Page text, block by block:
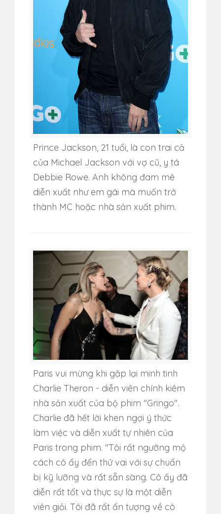
Prince Jackson, 21 tuổi, là con trai cả
của Michael Jackson với vợ cũ, y tá
Debbie Rowe. Anh không đam mê
diễn xuất như em gái mà muốn trở
thành MC hoặc nhà sản xuất phim.
Paris vui mừng khi gặp lại minh tinh
Charlie Theron - diễn viên chính kiêm
nhà sản xuất của bộ phim "Gringo".
Charlie đã hết lời khen ngợi ý thức
làm việc và diễn xuất tự nhiên của
Paris trong phim. "Tôi rất ngưỡng mộ
cách cô ấy đến thử vai với sự chuẩn
bị kỹ lưỡng và rất sẵn sàng. Cô ấy đã
diễn rất tốt và thực sự là một diễn
viên giỏi. Tôi đã rất ấn tượng về cô